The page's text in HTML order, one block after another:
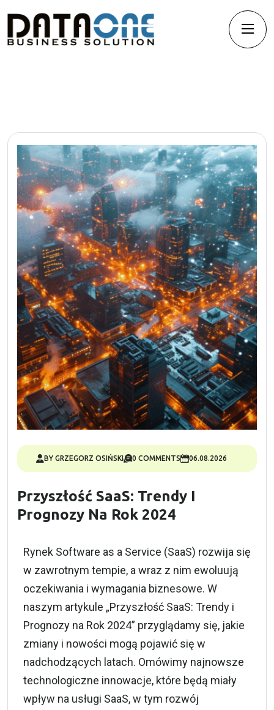
BY GRZEGORZ OSIŃSKI 0 COMMENTS 06.08.2026
Przyszłość SaaS: Trendy I
Prognozy Na Rok 2024
Rynek Software as a Service (SaaS) rozwija się
w zawrotnym tempie, a wraz z nim ewoluują
oczekiwania i wymagania biznesowe. W
naszym artykule „Przyszłość SaaS: Trendy i
Prognozy na Rok 2024” przyglądamy się, jakie
zmiany i nowości mogą pojawić się w
nadchodzących latach. Omówimy najnowsze
technologiczne innowacje, które będą miały
wpływ na usługi SaaS, w tym rozwój